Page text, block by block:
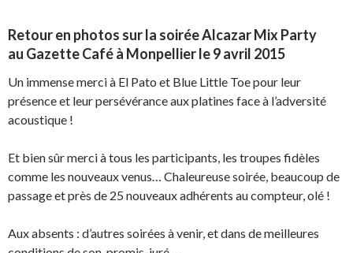
Retour en photos sur la soirée Alcazar Mix Party
au Gazette Café à Monpellier le 9 avril 2015
Un immense merci à El Pato et Blue Little Toe pour leur
présence et leur persévérance aux platines face à l’adversité
acoustique !
Et bien sûr merci à tous les participants, les troupes fidèles
comme les nouveaux venus… Chaleureuse soirée, beaucoup de
passage et près de 25 nouveaux adhérents au compteur, olé !
Aux absents : d’autres soirées à venir, et dans de meilleures